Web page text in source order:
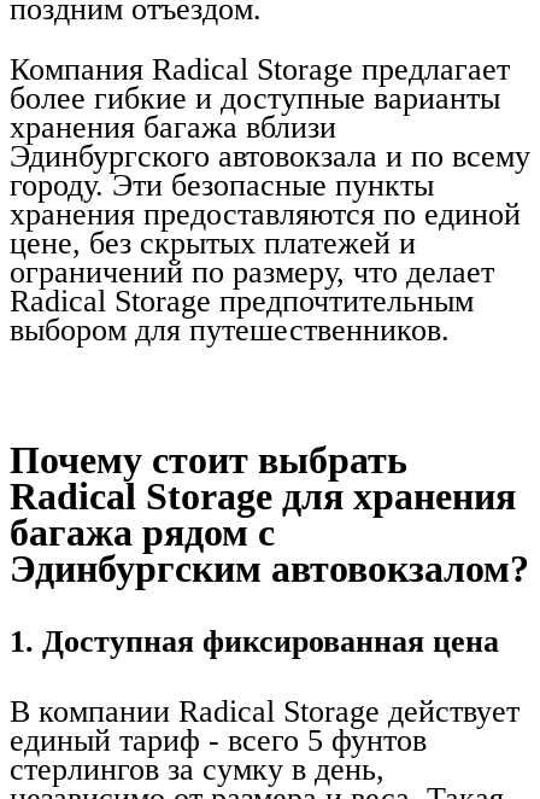
поздним отъездом.
Компания Radical Storage предлагает
более гибкие и доступные варианты
хранения багажа вблизи
Эдинбургского автовокзала и по всему
городу. Эти безопасные пункты
хранения предоставляются по единой
цене, без скрытых платежей и
ограничений по размеру, что делает
Radical Storage предпочтительным
выбором для путешественников.
Почему стоит выбрать
Radical Storage для хранения
багажа рядом с
Эдинбургским автовокзалом?
1. Доступная фиксированная цена
В компании Radical Storage действует
единый тариф - всего 5 фунтов
стерлингов за сумку в день,